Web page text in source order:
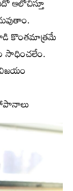
ఆలోచిస్తూ
కొంతమాత్రమే